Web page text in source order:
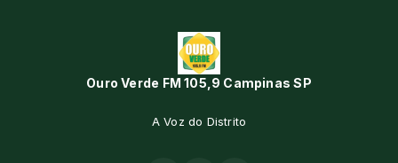
Ouro Verde FM 105,9 Campinas SP
A Voz do Distrito